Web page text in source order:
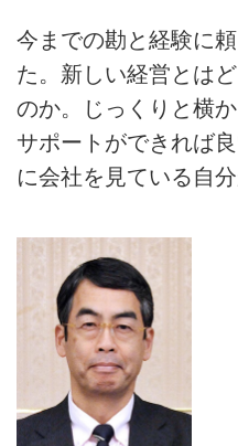
今までの勘と経験に
た。新しい経営とは
のか。じっくりと横
サポートができれば
に会社を見ている自